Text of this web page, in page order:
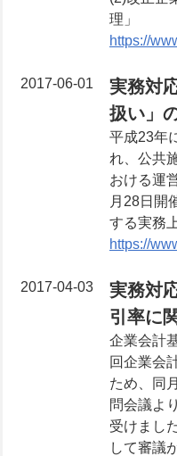
理」
https://
2017-06-01
実務対
扱い」
平成23年
れ、公共
おける運
月28日開
する実務
https://
2017-04-03
実務対
引率に
企業会計
回企業会
ため、同
問会議よ
受けまし
して審議